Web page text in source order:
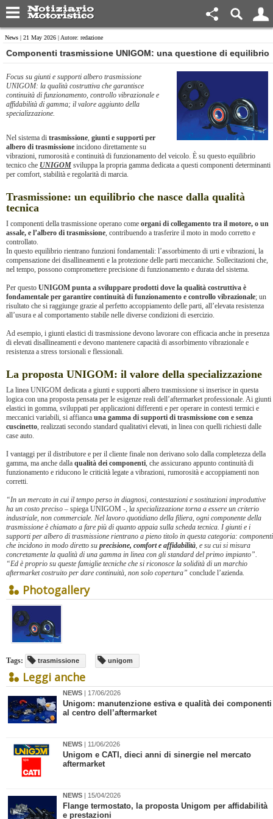
News | 21 May 2026 | Autore: redazione
​Componenti trasmissione UNIGOM: una questione di equilibrio
Focus su giunti e supporti albero trasmissione
UNIGOM: la qualità costruttiva che garantisce
continuità di funzionamento, controllo vibrazionale e
affidabilità di gamma; il valore aggiunto della
specializzazione.
Nel sistema di trasmissione, giunti e supporti per
albero di trasmissione incidono direttamente su
vibrazioni, rumorosità e continuità di funzionamento del veicolo. È su questo equilibrio
tecnico che UNIGOM sviluppa la propria gamma dedicata a questi componenti determinanti
per comfort, stabilità e regolarità di marcia.
Trasmissione: un equilibrio che nasce dalla qualità
tecnica
I componenti della trasmissione operano come organi di collegamento tra il motore, o un
assale, e l’albero di trasmissione, contribuendo a trasferire il moto in modo corretto e
controllato.
In questo equilibrio rientrano funzioni fondamentali: l’assorbimento di urti e vibrazioni, la
compensazione dei disallineamenti e la protezione delle parti meccaniche. Sollecitazioni che,
nel tempo, possono compromettere precisione di funzionamento e durata del sistema.
Per questo UNIGOM punta a sviluppare prodotti dove la qualità costruttiva è
fondamentale per garantire continuità di funzionamento e controllo vibrazionale; un
risultato che si raggiunge grazie al perfetto accoppiamento delle parti, all’elevata resistenza
all’usura e al comportamento stabile nelle diverse condizioni di esercizio.
Ad esempio, i giunti elastici di trasmissione devono lavorare con efficacia anche in presenza
di elevati disallineamenti e devono mantenere capacità di assorbimento vibrazionale e
resistenza a stress torsionali e flessionali.
La proposta UNIGOM: il valore della specializzazione
La linea UNIGOM dedicata a giunti e supporti albero trasmissione si inserisce in questa
logica con una proposta pensata per le esigenze reali dell’aftermarket professionale. Ai giunti
elastici in gomma, sviluppati per applicazioni differenti e per operare in contesti termici e
meccanici variabili, si affianca una gamma di supporti di trasmissione con e senza
cuscinetto, realizzati secondo standard qualitativi elevati, in linea con quelli richiesti dalle
case auto.
I vantaggi per il distributore e per il cliente finale non derivano solo dalla completezza della
gamma, ma anche dalla qualità dei componenti, che assicurano appunto continuità di
funzionamento e riducono le criticità legate a vibrazioni, rumorosità e accoppiamenti non
corretti.
“In un mercato in cui il tempo perso in diagnosi, contestazioni e sostituzioni improduttive
ha un costo preciso – spiega UNIGOM -, la specializzazione torna a essere un criterio
industriale, non commerciale. Nel lavoro quotidiano della filiera, ogni componente della
trasmissione è chiamato a fare più di quanto appaia sulla scheda tecnica. I giunti e i
supporti per albero di trasmissione rientrano a pieno titolo in questa categoria: componenti
che incidono in modo diretto su precisione, comfort e affidabilità, e su cui si misura
concretamente la qualità di una gamma in linea con gli standard del primo impianto”.
“Ed è proprio su queste famiglie tecniche che si riconosce la solidità di un marchio
aftermarket costruito per dare continuità, non solo copertura” conclude l’azienda.
Photogallery
Tags: trasmissione unigom
Leggi anche
NEWS | 17/06/2026
​Unigom: manutenzione estiva e qualità dei componenti
al centro dell’aftermarket
NEWS | 11/06/2026
Unigom e CATI, dieci anni di sinergie nel mercato
aftermarket
NEWS | 15/04/2026
Flange termostato, la proposta Unigom per affidabilità
e prestazioni